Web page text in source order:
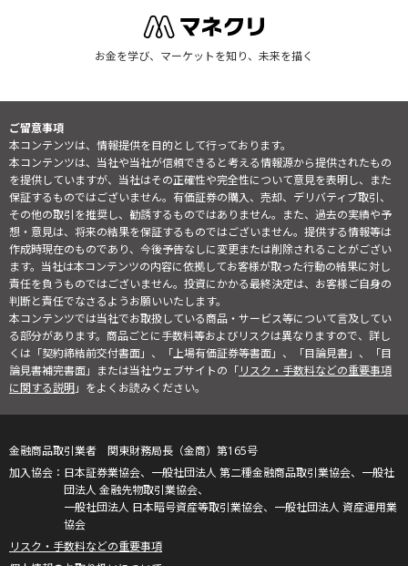
お金を学び、マーケットを知り、未来を描く
ご留意事項
本コンテンツは、情報提供を目的として行っております。
本コンテンツは、当社や当社が信頼できると考える情報源から提供されたもの
を提供していますが、当社はその正確性や完全性について意見を表明し、また
保証するものではございません。有価証券の購入、売却、デリバティブ取引、
その他の取引を推奨し、勧誘するものではありません。また、過去の実績や予
想・意見は、将来の結果を保証するものではございません。提供する情報等は
作成時現在のものであり、今後予告なしに変更または削除されることがござい
ます。当社は本コンテンツの内容に依拠してお客様が取った行動の結果に対し
責任を負うものではございません。投資にかかる最終決定は、お客様ご自身の
判断と責任でなさるようお願いいたします。
本コンテンツでは当社でお取扱している商品・サービス等について言及してい
る部分があります。商品ごとに手数料等およびリスクは異なりますので、詳し
くは「契約締結前交付書面」、「上場有価証券等書面」、「目論見書」、「目
論見書補完書面」または当社ウェブサイトの「リスク・手数料などの重要事項
に関する説明」をよくお読みください。
金融商品取引業者 関東財務局長（金商）第165号
日本証券業協会、一般社団法人 第二種金融商品取引業協会、一般社
団法人 金融先物取引業協会、
一般社団法人 日本暗号資産等取引業協会、一般社団法人 資産運用業
協会
リスク・手数料などの重要事項